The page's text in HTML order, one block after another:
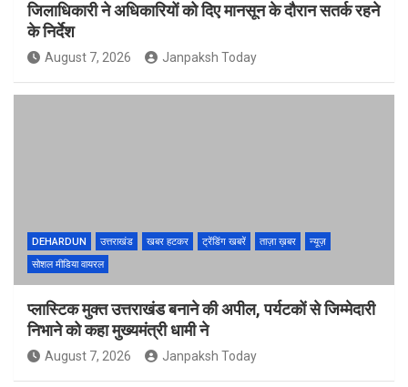
जिलाधिकारी ने अधिकारियों को दिए मानसून के दौरान सतर्क रहने
के निर्देश
August 7, 2026 Janpaksh Today
DEHARDUN उत्तराखंड खबर हटकर ट्रेंडिंग खबरें ताज़ा ख़बर
न्यूज़
सोशल मीडिया वायरल
प्लास्टिक मुक्त उत्तराखंड बनाने की अपील, पर्यटकों से जिम्मेदारी
निभाने को कहा मुख्यमंत्री धामी ने
August 7, 2026 Janpaksh Today